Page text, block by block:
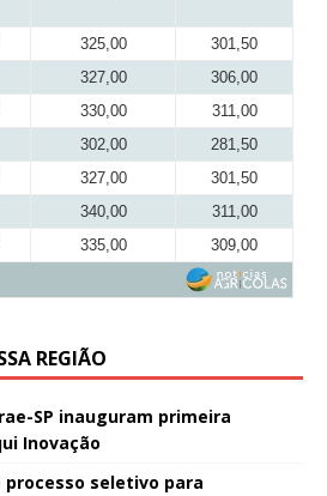
325,00
301,50
327,00
306,00
330,00
311,00
302,00
281,50
327,00
301,50
340,00
311,00
335,00
309,00
REGIÃO
SP inauguram primeira
Inovação
seletivo para